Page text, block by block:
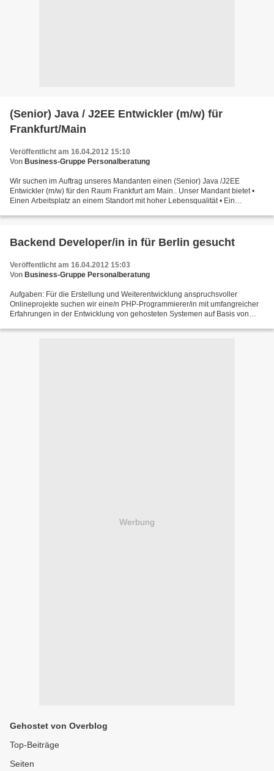
(Senior) Java / J2EE Entwickler (m/w) für
Frankfurt/Main
Veröffentlicht am 16.04.2012 15:10
Von Business-Gruppe Personalberatung
Wir suchen im Auftrag unseres Mandanten einen (Senior) Java /J2EE
Entwickler (m/w) für den Raum Frankfurt am Main.. Unser Mandant bietet •
Einen Arbeitsplatz an einem Standort mit hoher Lebensqualität • Ein
Backend Developer/in in für Berlin gesucht
Veröffentlicht am 16.04.2012 15:03
Von Business-Gruppe Personalberatung
Aufgaben: Für die Erstellung und Weiterentwicklung anspruchsvoller
Onlineprojekte suchen wir eine/n PHP-Programmierer/in mit umfangreicher
Erfahrungen in der Entwicklung von gehosteten Systemen auf Basis von
Werbung
Gehostet von Overblog
Top-Beiträge
Seiten